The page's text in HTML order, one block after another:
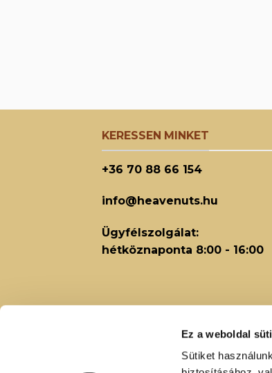
Ez a weboldal
Sütiket
KERESSEN MINKET
+36 70 88 66 154
info@heavenuts.hu
Ügyfélszolgálat:
hétköznaponta 8:00 - 16:00